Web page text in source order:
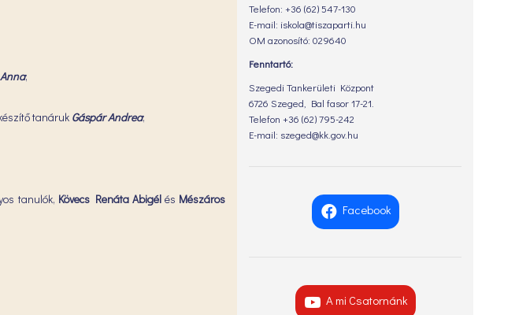
;
tanáruk Gáspár Andrea;
tanulók, Kövecs Renáta Abigélés Mészáros
Telefon: +36 (62) 547-130
E-mail: iskola@tiszaparti.hu
OM azonosító: 029640
Fenntartó:
Szegedi Tankerületi Központ
6726 Szeged, Bal fasor 17-21.
Telefon +36 (62) 795-242
E-mail: szeged@kk.gov.hu
Facebook
A mi Csatornánk